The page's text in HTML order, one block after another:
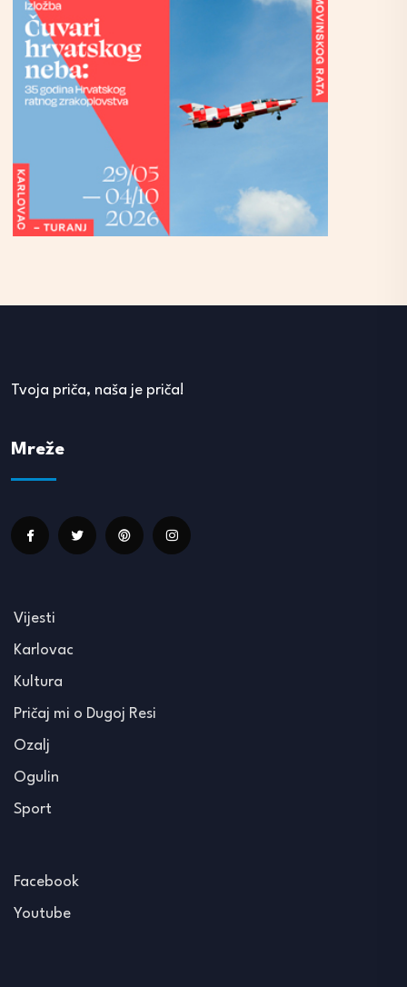
Tvoja priča, naša je priča!
Mreže
Vijesti
Karlovac
Kultura
Pričaj mi o Dugoj Resi
Ozalj
Ogulin
Sport
Facebook
Youtube